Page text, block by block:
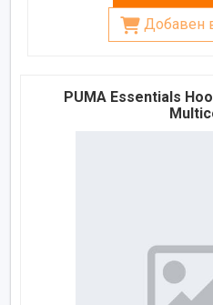
Добавен
PUMA Essentials